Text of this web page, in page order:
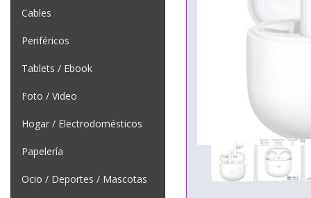
Cables
Periféricos
Tablets / Ebook
Foto / Video
Hogar / Electrodomésticos
Papelería
Ocio / Deportes / Mascotas